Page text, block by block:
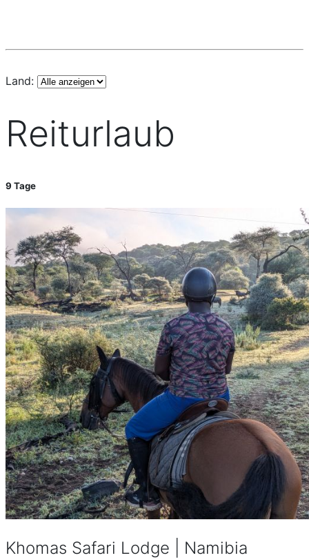
Land:
Reiturlaub
9 Tage
Khomas Safari Lodge | Namibia